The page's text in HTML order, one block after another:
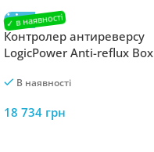
Контролер антиреверсу
LogicPower Anti-reflux Box
В наявності
18 734 грн